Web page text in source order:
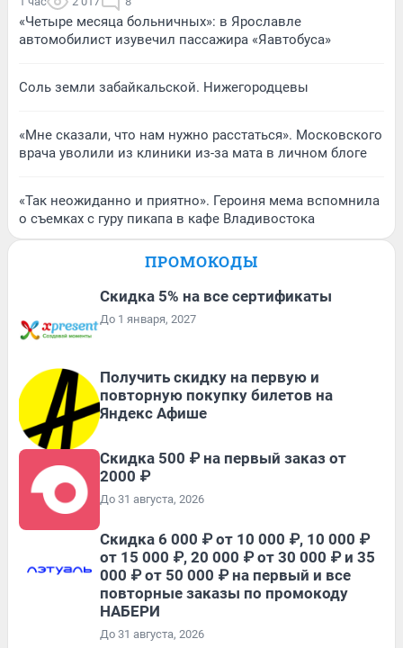
«Четыре месяца больничных»: в Ярославле
автомобилист изувечил пассажира «Яавтобуса»
Соль земли забайкальской. Нижегородцевы
«Мне сказали, что нам нужно расстаться». Московского
врача уволили из клиники из-за мата в личном блоге
«Так неожиданно и приятно». Героиня мема вспомнила
о съемках с гуру пикапа в кафе Владивостока
ПРОМОКОДЫ
Скидка 5% на все сертификаты
До 1 января, 2027
Получить скидку на первую и
повторную покупку билетов на
Яндекс Афише
Скидка 500 ₽ на первый заказ от
2000 ₽
До 31 августа, 2026
Скидка 6 000 ₽ от 10 000 ₽, 10 000 ₽
от 15 000 ₽, 20 000 ₽ от 30 000 ₽ и 35
000 ₽ от 50 000 ₽ на первый и все
повторные заказы по промокоду
НАБЕРИ
До 31 августа, 2026